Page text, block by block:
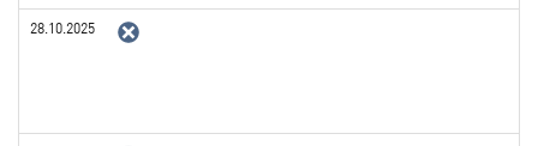
28.10.2025